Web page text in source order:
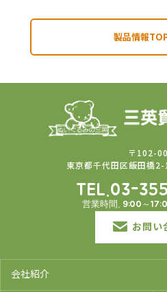
製品情報
〒102-
東京都千代田区飯田橋
TEL.03-
営業時間. 9:00～
お問い
会社紹介